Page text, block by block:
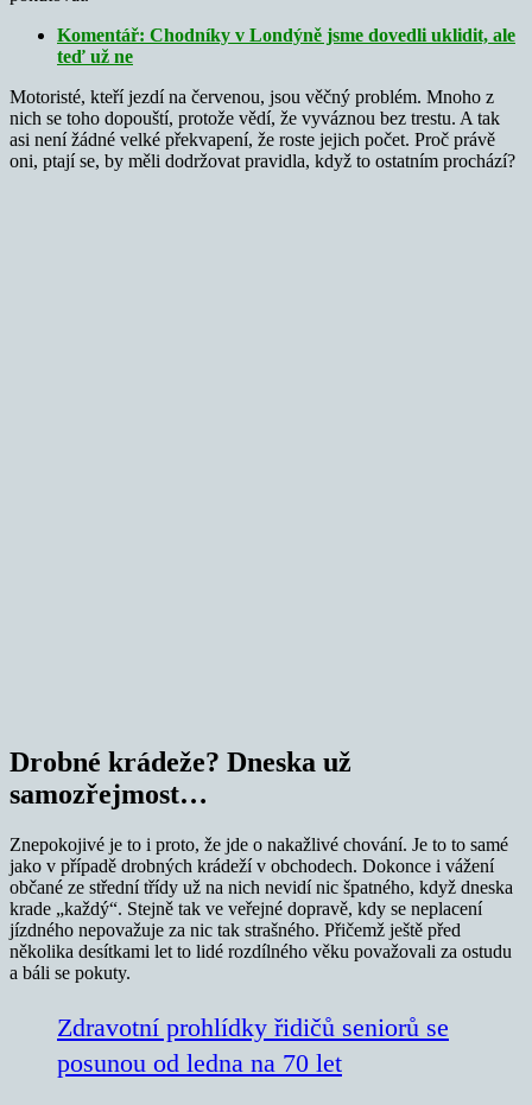
Komentář: Chodníky v Londýně jsme dovedli uklidit, ale
teď už ne
Motoristé, kteří jezdí na červenou, jsou věčný problém. Mnoho z
nich se toho dopouští, protože vědí, že vyváznou bez trestu. A tak
asi není žádné velké překvapení, že roste jejich počet. Proč právě
oni, ptají se, by měli dodržovat pravidla, když to ostatním prochází?
Drobné krádeže? Dneska už
samozřejmost…
Znepokojivé je to i proto, že jde o nakažlivé chování. Je to to samé
jako v případě drobných krádeží v obchodech. Dokonce i vážení
občané ze střední třídy už na nich nevidí nic špatného, když dneska
krade „každý“. Stejně tak ve veřejné dopravě, kdy se neplacení
jízdného nepovažuje za nic tak strašného. Přičemž ještě před
několika desítkami let to lidé rozdílného věku považovali za ostudu
a báli se pokuty.
Zdravotní prohlídky řidičů seniorů se
posunou od ledna na 70 let